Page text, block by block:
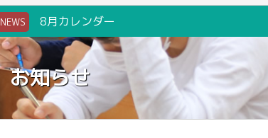
NEWS 8月カレンダー
お知らせ